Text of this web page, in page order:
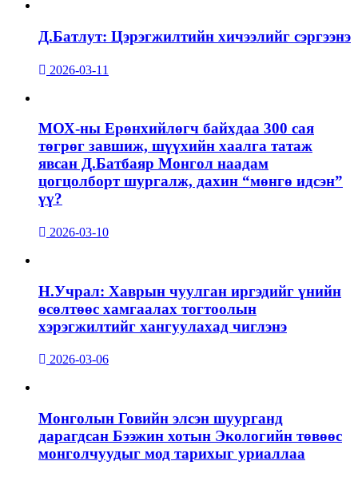
Д.Батлут: Цэрэгжилтийн хичээлийг сэргээнэ
2026-03-11
МОХ-ны Ерөнхийлөгч байхдаа 300 сая
төгрөг завшиж, шүүхийн хаалга татаж
явсан Д.Батбаяр Монгол наадам
цогцолборт шургалж, дахин “мөнгө идсэн”
үү?
2026-03-10
Н.Учрал: Хаврын чуулган иргэдийг үнийн
өсөлтөөс хамгаалах тогтоолын
хэрэгжилтийг хангуулахад чиглэнэ
2026-03-06
Монголын Говийн элсэн шуурганд
дарагдсан Бээжин хотын Экологийн төвөөс
монголчуудыг мод тарихыг уриаллаа